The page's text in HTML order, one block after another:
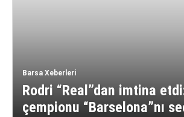
Barsa Xeberleri
Rodri “Real”dan imtina
çempionu “Barselona”nı